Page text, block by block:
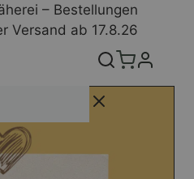
– Bestellungen
Versand ab 17.8.26